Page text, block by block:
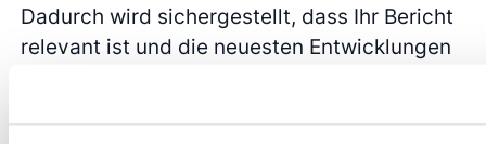
Dadurch wird sichergestellt, dass Ihr Bericht
relevant ist und die neuesten Entwicklungen
Wenn Sie diese Tipps befolgen, können Sie